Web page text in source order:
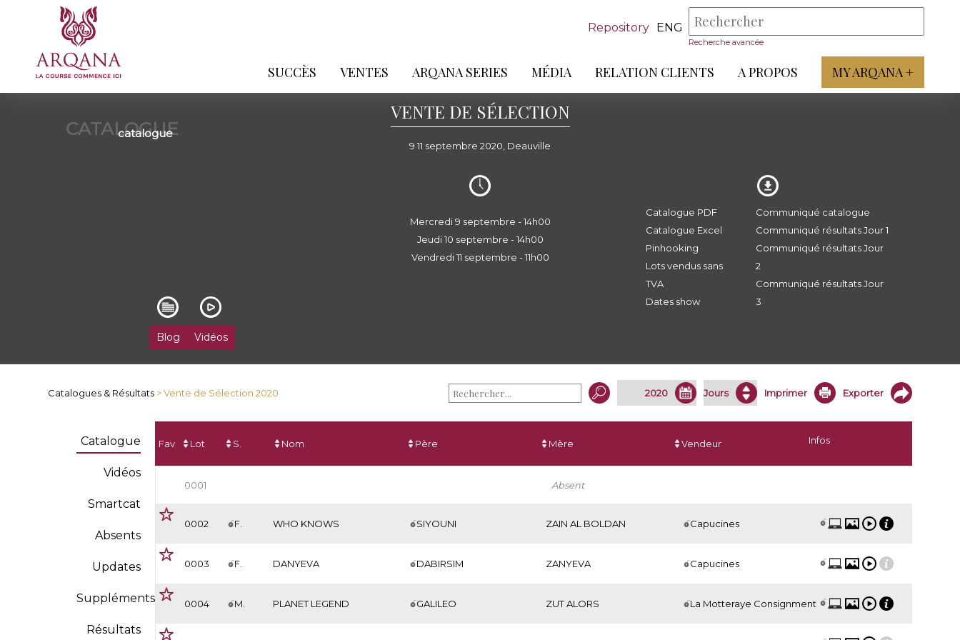
Repository ENG
Recherche avancée
SUCCÈS VENTES ARQANA SERIES MÉDIA RELATION CLIENTS A PROPOS MY ARQANA +
CATALOGUE
catalogue
VENTE DE SÉLECTION
9 11 septembre 2020, Deauville
Blog Vidéos
Mercredi 9 septembre - 14h00
Jeudi 10 septembre - 14h00
Vendredi 11 septembre - 11h00
Catalogue PDF
Catalogue Excel
Pinhooking
Lots vendus sans
TVA
Dates show
Communiqué catalogue
Communiqué résultats Jour 1
Communiqué résultats Jour
2
Communiqué résultats Jour
3
Catalogues & Résultats > Vente de Sélection 2020 Imprimer Exporter
Catalogue
Vidéos
Smartcat
Absents
Updates
Suppléments
Résultats
Fav Lot S. Nom Père Mère Vendeur Infos
0001 Absent
0002 F. WHO KNOWS SIYOUNI ZAIN AL BOLDAN Capucines
0003 F. DANYEVA DABIRSIM ZANYEVA Capucines
0004 M. PLANET LEGEND GALILEO ZUT ALORS La Motteraye Consignment